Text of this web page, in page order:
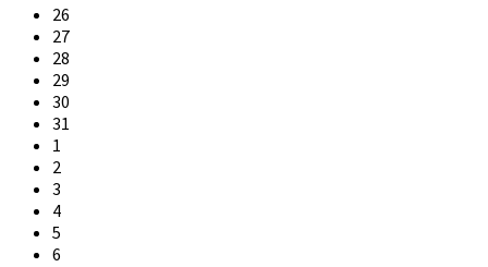
26
27
28
29
30
31
1
2
3
4
5
6